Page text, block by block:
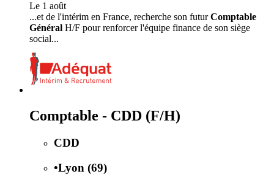
Le 1 août
...et de l'intérim en France, recherche son futurComptable
Général H/F pour renforcer l'équipe finance de son siège
social...
Comptable - CDD (F/H)
CDD
•Lyon (69)